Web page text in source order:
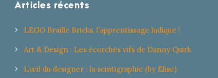
Articles récents
LEGO Braille Bricks, l’apprentissage ludique !
Art & Design : Les écorchés vifs de Danny Quirk
L’œil du designer : la scintigraphie (by Elise)